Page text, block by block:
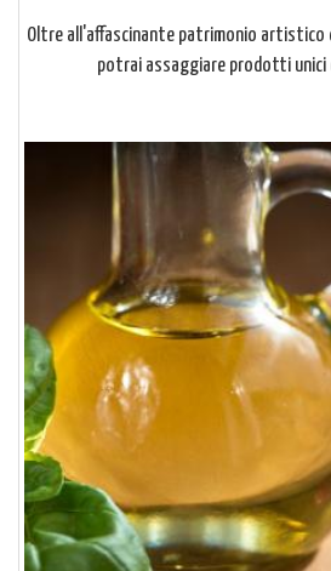
Oltre all'affascinante patrimonio artistico
potrai assaggiare prodotti unici